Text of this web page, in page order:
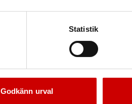
Statistik
Godkänn urval
Kampanj